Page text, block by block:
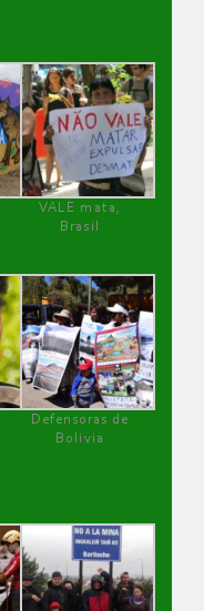
VALE mata,
Brasil
Defensoras de
Bolivia